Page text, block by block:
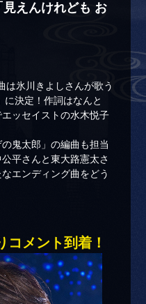
えんけれども お
は氷川きよしさんが歌う
に決定！作詞はなんと
ッセイストの水木悦子
鬼太郎」の編曲も担当
平さんと東大路憲太さ
エンディング曲をどう
コメント到着！